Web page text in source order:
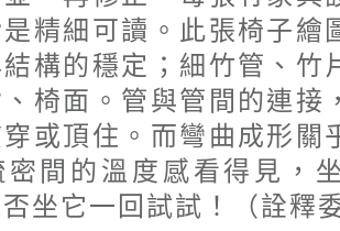
精細可讀。此張椅子繪
構的穩定；細竹管、竹
椅面。管與管間的連接
或頂住。而彎曲成形關
密間的溫度感看得見，
坐它一回試試！（詮釋